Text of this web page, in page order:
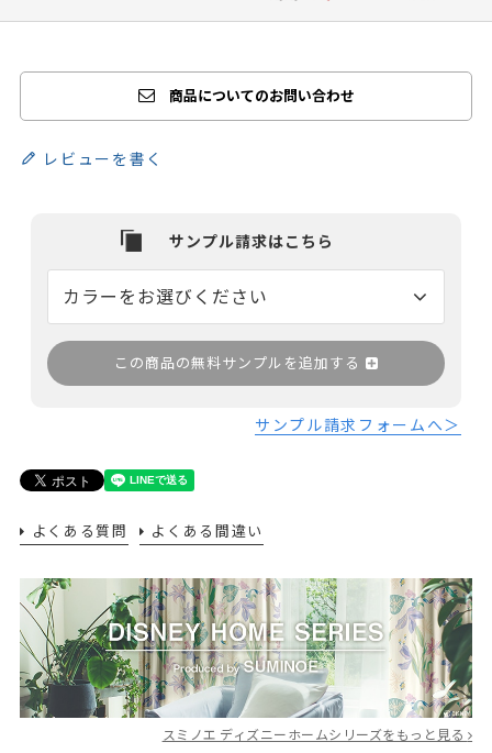
商品についてのお問い合わせ
レビューを書く
この商品の無料サンプルを追加する
サンプル請求フォームへ＞
よくある質問 よくある間違い
スミノエ ディズニーホームシリーズをもっと見る